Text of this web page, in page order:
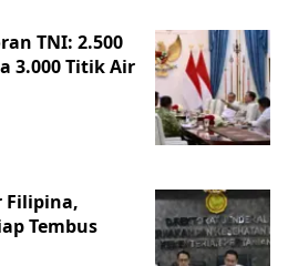
TNI: 2.500
3.000 Titik Air
Filipina,
Tembus